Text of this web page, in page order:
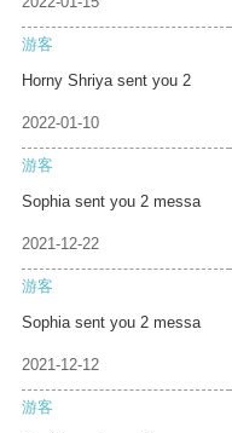
游客
Horny Shriya sent you 2
2022-01-10
游客
Sophia sent you 2 messa
2021-12-22
游客
Sophia sent you 2 messa
2021-12-12
游客